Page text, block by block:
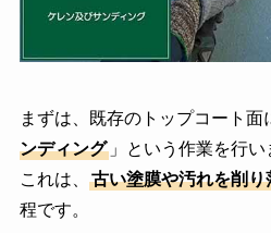
まずは、既存のトップコート面
ンディング」という作業を行い
これは、
古い塗膜や汚れを削
程です。